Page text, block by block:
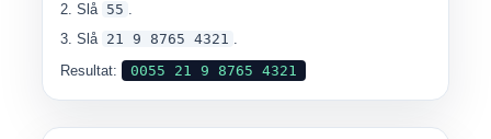
Slå 55 .
Slå 21 9 8765 4321 .
Resultat:
0055 21 9 8765 4321